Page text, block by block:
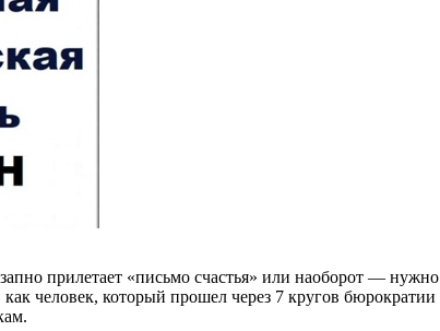
прилетает «письмо счастья» или наоборот —
человек, который прошел через 7 кругов